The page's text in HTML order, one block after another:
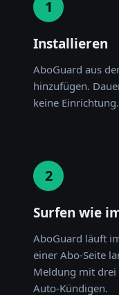
1
Installieren
AboGuard aus
hinzufügen.
keine Einrichtung.
2
Surfen wie
AboGuard läuft
einer Abo-Seite
Meldung mit
Auto-Kündigen.